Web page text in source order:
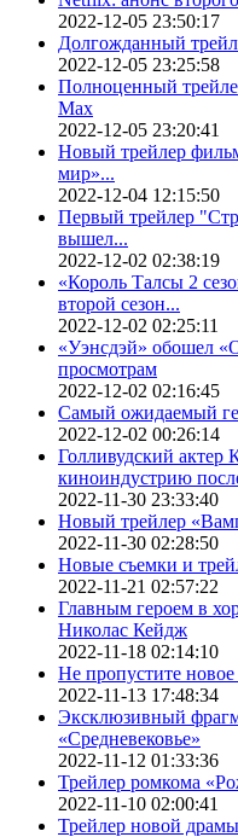
2022-12-05 23:50:17
Долгожданный
2022-12-05 23:25:58
Полноценный
Max
2022-12-05 23:20:41
Новый трейлер
мир»...
2022-12-04 12:15:50
Первый трейлер
вышел...
2022-12-02 02:38:19
«Король Талсы 2
второй сезон...
2022-12-02 02:25:11
«Уэнсдэй» обошел
просмотрам
2022-12-02 02:16:45
Самый ожидаемый
2022-12-02 00:26:14
Голливудский актер
киноиндустрию
2022-11-30 23:33:40
Новый трейлер
2022-11-30 02:28:50
Новые съемки и
2022-11-21 02:57:22
Главным героем в
Николас Кейдж
2022-11-18 02:14:10
Не пропустите
2022-11-13 17:48:34
Эксклюзивный
«Средневековье»
2022-11-12 01:33:36
Трейлер ромкома
2022-11-10 02:00:41
Трейлер новой